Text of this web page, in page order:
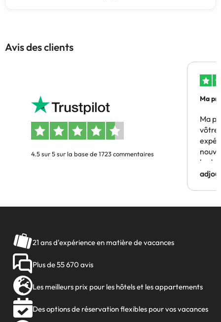
Avis des clients
4.5 sur 5 sur la base de 1723 commentaires
Ma
Ma
vôtre
21 ans d'expérience en matière de vacances
Plus de 55 670 avis
Les meilleurs prix pour les hôtels et les appartements
Des options de réservation flexibles pour vos vacances